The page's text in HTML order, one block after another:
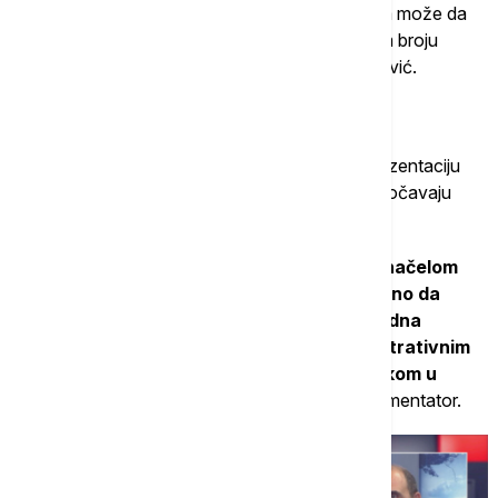
igra u zemlji u kojoj gotovo svaka reprezentacija može da
računa na podršku navijača zahvaljujući velikom broju
doseljenika i njihovih potomaka“, dodaje Šaranović.
Jedno od najspornijih pitanja odnosi se na reprezentaciju
Irana i komplikovane procedure sa kojima se suočavaju
Slučaj Irana u startu se kosi sa osnovnim načelom
poštenog sportskog takmičenja. Nije dovoljno da
teren, lopta i golovi budu isti za sve. Ako jedna
reprezentacija mora da razmišlja o administrativnim
preprekama i mogućim problemima sa ulaskom u
.“, dodaje komentator.